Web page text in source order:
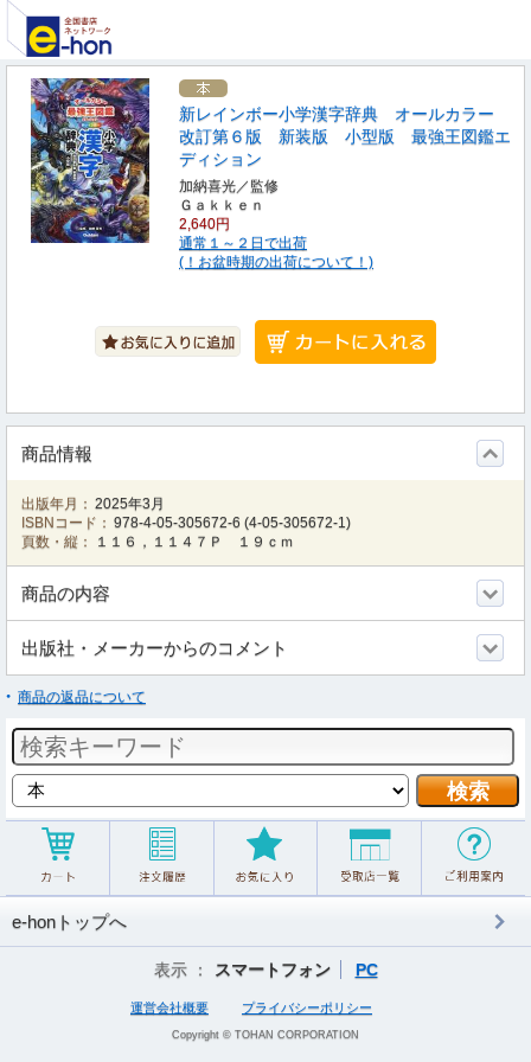
新レインボー小学漢字辞典 オールカラー
改訂第６版 新装版 小型版 最強王図鑑エ
ディション
加納喜光／監修
Ｇａｋｋｅｎ
2,640円
通常１～２日で出荷
(！お盆時期の出荷について！)
商品情報
出版年月： 2025年3月
ISBNコード： 978-4-05-305672-6 (4-05-305672-1)
頁数・縦：
１１６，１１４７Ｐ １９ｃｍ
商品の内容
出版社・メーカーからのコメント
商品の返品について
e-honトップへ
表示 ： スマートフォン PC
運営会社概要 プライバシーポリシー
Copyright © TOHAN CORPORATION